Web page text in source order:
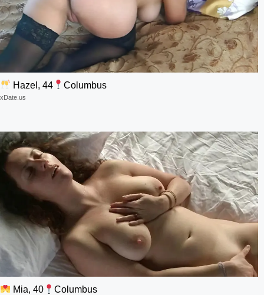
Hazel, 44 Columbus
xDate.us
Mia, 40 Columbus